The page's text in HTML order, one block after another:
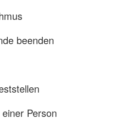
beenden
Person